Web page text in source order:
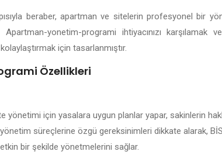
beraber, apartman ve sitelerin profesyonel bir
yonetim-programi ihtiyacınızı karşılamak
için tasarlanmıştır.
Özellikleri
yönetimi için yasalara uygun planlar yapar, sakinlerin
süreçlerine özgü gereksinimleri dikkate alarak,
bir şekilde yönetmelerini sağlar.